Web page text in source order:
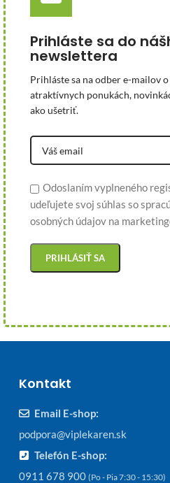
Prihláste sa do
newslettera
Prihláste sa na odber e-mailov
atraktívnych ponukách,
ako ušetriť.
Odoslaním vyplneného
udeľujete svoj súhlas so
osobných údajov na
Kontakt
Email E-shop:
podpora@viplekaren.sk
Telefón E-shop:
0911 678 900 (Po - Pia 7:30 - 15:30)